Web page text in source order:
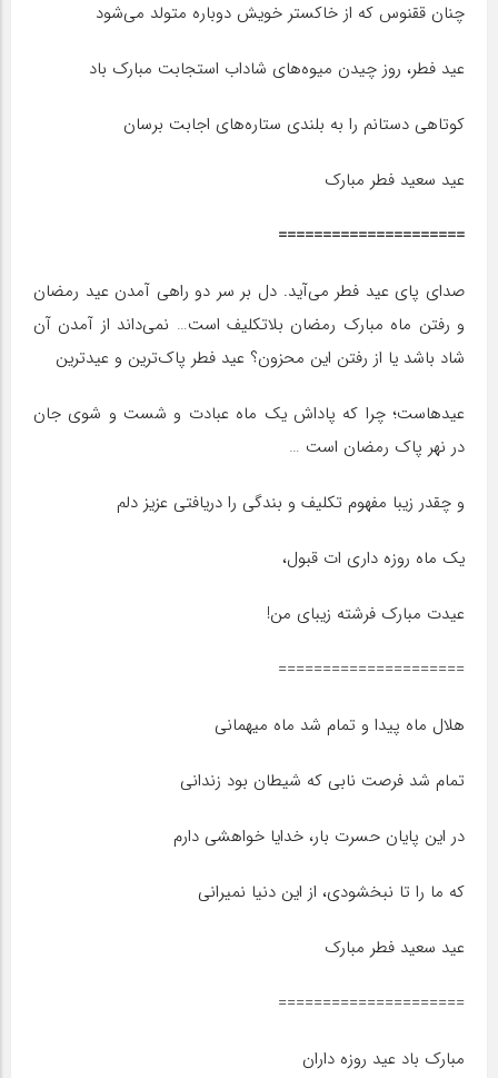
چنان ققنوس که از خاکستر خویش دوباره متولد می‌شود
عید فطر، روز چیدن میوه‌های شاداب استجابت مبارک باد
کوتاهی دستانم را به بلندی ستاره‌های اجابت برسان
عید سعید فطر مبارک
=====================
صدای پای عید فطر می‌آید. دل بر سر دو راهی آمدن عید رمضان
و رفتن ماه مبارک رمضان بلاتکلیف است… نمی‌داند از آمدن آن
شاد باشد یا از رفتن این محزون؟ عید فطر پاک‌ترین و عیدترین
عیدهاست؛ چرا که پاداش یک ماه عبادت و شست و شوی جان
در نهر پاک رمضان است …
و چقدر زیبا مفهوم تکلیف و بندگی را دریافتی عزیز دلم
یک ماه روزه داری ات قبول،
عیدت مبارک فرشته زیبای من!
=====================
هلال ماه پیدا و تمام شد ماه میهمانی
تمام شد فرصت نابی که شیطان بود زندانی
در این پایان حسرت بار، خدایا خواهشی دارم
که ما را تا نبخشودی، از این دنیا نمیرانی
عید سعید فطر مبارک
=====================
مبارک باد عید روزه داران